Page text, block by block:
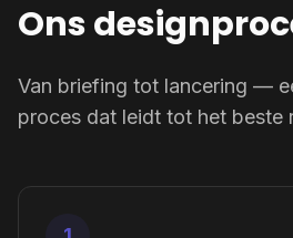
Ons
Van briefing tot lancering —
proces dat leidt tot het beste